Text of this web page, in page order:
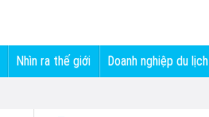
Nhìn ra thế giới Doanh nghiệp du lịch